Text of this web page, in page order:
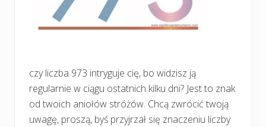
czy liczba 973 intryguje cię, bo widzisz ją
regularnie w ciągu ostatnich kilku dni? Jest to znak
od twoich aniołów stróżów. Chcą zwrócić twoją
uwagę, proszą, byś przyjrzał się znaczeniu liczby